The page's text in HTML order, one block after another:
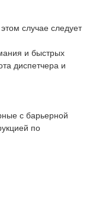
случае следует
и быстрых
диспетчера и
с барьерной
по